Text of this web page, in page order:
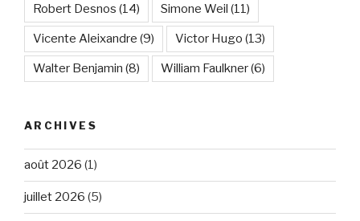
Robert Desnos (14) Simone Weil (11)
Vicente Aleixandre (9) Victor Hugo (13)
Walter Benjamin (8) William Faulkner(6)
ARCHIVES
août 2026 (1)
juillet 2026 (5)